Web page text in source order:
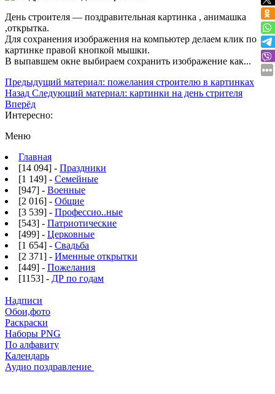
День строителя — поздравительная картинка , анимашка
,открытка.
Для сохранения изображения на компьютер делаем клик по
картинке правой кнопкой мышки.
В выпавшем окне выбираем сохранить изображение как...
Предыдущий материал: пожелания строителю в картинках
Назад Следующий материал: картинки на день стрителя
Вперёд
Интересно:
Меню
Главная
[14 094] - Праздники
[1 149] - Семейные
[947] - Военные
[2 016] - Общие
[3 539] - Профессио..ные
[543] - Патриотические
[499] - Церковные
[1 654] - Свадьба
[2 371] - Именные открытки
[449] - Пожелания
[1153] - ДР по годам
Надписи
Обои,фото
Раскраски
Наборы PNG
По алфавиту
Календарь
Аудио поздравление